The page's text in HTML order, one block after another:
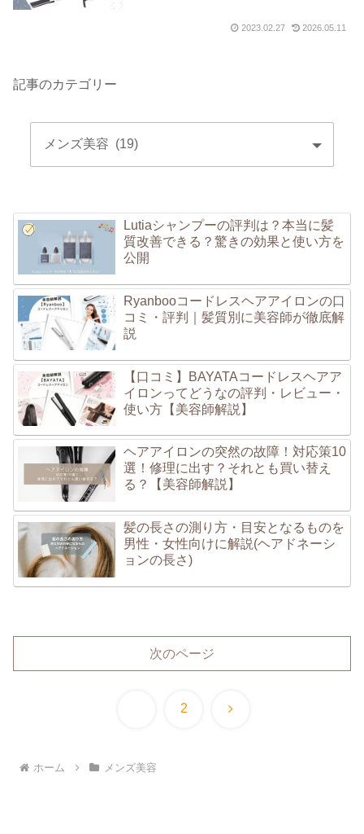
2023.02.27 2026.05.11
記事のカテゴリー
Lutiaシャンプーの評判は？本当に髪
質改善できる？驚きの効果と使い方を
公開
Ryanbooコードレスヘアアイロンの口
コミ・評判｜髪質別に美容師が徹底解
説
【口コミ】BAYATAコードレスヘアア
イロンってどうなの評判・レビュー・
使い方【美容師解説】
ヘアアイロンの突然の故障！対応策10
選！修理に出す？それとも買い替え
る？【美容師解説】
髪の長さの測り方・目安となるものを
男性・女性向けに解説(ヘアドネーシ
ョンの長さ)
次のページ
2 次
ホーム メンズ美容